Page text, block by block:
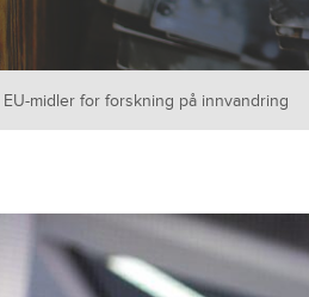
EU-midler for forskning på innvandring